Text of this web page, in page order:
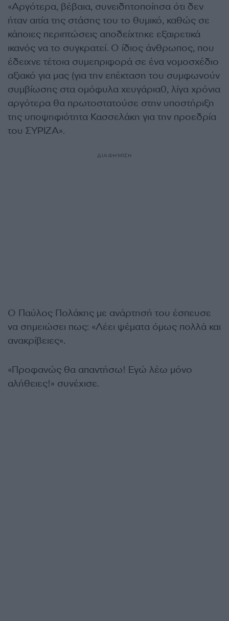
«Αργότερα, βέβαια, συνειδητοποίησα ότι δεν
ήταν αιτία της στάσης του το θυμικό, καθώς σε
κάποιες περιπτώσεις αποδείχτηκε εξαιρετικά
ικανός να το συγκρατεί. Ο ίδιος άνθρωπος, που
έδειχνε τέτοια συμεπριφορά σε ένα νομοσχέδιο
αξιακό για μας (για την επέκταση του συμφωνούν
συμβίωσης στα ομόφυλα χευγάρια0, λίγα χρόνια
αργότερα θα πρωτοστατούσε στην υποστήριξη
της υποψηφιότητα Κασσελάκη για την προεδρία
του ΣΥΡΙΖΑ».
ΔΙΑΦΗΜΙΣΗ
Ο Παύλος Πολάκης με ανάρτησή του έσπευσε
να σημειώσει πως: «Λέει ψέματα όμως πολλά και
ανακρίβειες».
«Προφανώς θα απαντήσω! Εγώ λέω μόνο
αλήθειες!» συνέχισε.